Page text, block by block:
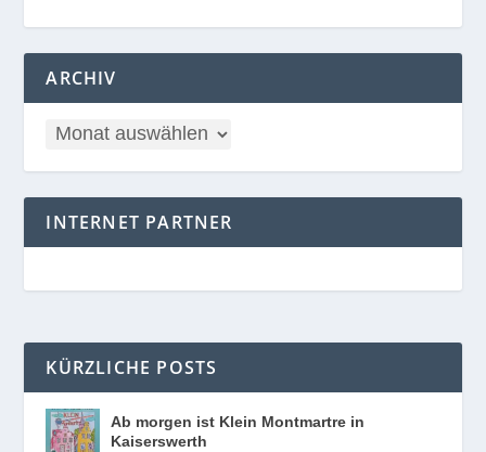
ARCHIV
INTERNET PARTNER
KÜRZLICHE POSTS
Ab morgen ist Klein Montmartre in
Kaiserswerth